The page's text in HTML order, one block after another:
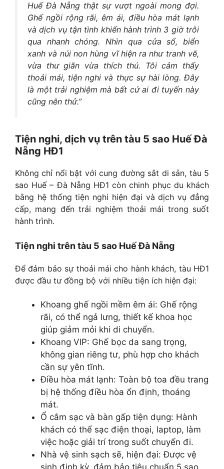
Huế Đà Nẵng thật sự vượt ngoài mong đợi.
Ghế ngồi rộng rãi, êm ái, điều hòa mát lạnh
và dịch vụ tận tình khiến hành trình 3 giờ trôi
qua nhanh chóng. Nhìn qua cửa sổ, biển
xanh và núi non hùng vĩ hiện ra như tranh vẽ,
vừa thư giãn vừa thích thú. Tôi cảm thấy
thoải mái, tiện nghi và thực sự hài lòng. Đây
là một trải nghiệm mà bất cứ ai đi tuyến này
cũng nên thử.”
Tiện nghi, dịch vụ trên tàu 5 sao Huế Đà
Nẵng HĐ1
Không chỉ nổi bật với cung đường sắt di sản, tàu 5
sao Huế – Đà Nẵng HĐ1 còn chinh phục du khách
bằng hệ thống tiện nghi hiện đại và dịch vụ đẳng
cấp, mang đến trải nghiệm thoải mái trong suốt
hành trình.
Tiện nghi trên tàu 5 sao Huế Đà Nẵng
Để đảm bảo sự thoải mái cho hành khách, tàu HĐ1
được đầu tư đồng bộ với nhiều tiện ích hiện đại:
Khoang ghế ngồi mềm êm ái: Ghế rộng
rãi, có thể ngả lưng, thiết kế khoa học
giúp giảm mỏi khi di chuyển.
Khoang VIP: Ghế bọc da sang trọng,
không gian riêng tư, phù hợp cho khách
cần sự yên tĩnh.
Điều hòa mát lạnh: Toàn bộ toa đều trang
bị hệ thống điều hòa ổn định, thoáng
mát.
Ổ cắm sạc và bàn gấp tiện dụng: Hành
khách có thể sạc điện thoại, laptop, làm
việc hoặc giải trí trong suốt chuyến đi.
Nhà vệ sinh sạch sẽ, hiện đại: Được vệ